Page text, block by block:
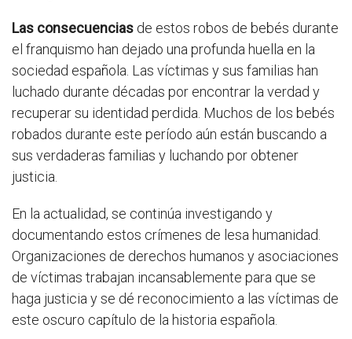
Las consecuencias de estos robos de bebés durante
el franquismo han dejado una profunda huella en la
sociedad española. Las víctimas y sus familias han
luchado durante décadas por encontrar la verdad y
recuperar su identidad perdida. Muchos de los bebés
robados durante este período aún están buscando a
sus verdaderas familias y luchando por obtener
justicia.
En la actualidad, se continúa investigando y
documentando estos crímenes de lesa humanidad.
Organizaciones de derechos humanos y asociaciones
de víctimas trabajan incansablemente para que se
haga justicia y se dé reconocimiento a las víctimas de
este oscuro capítulo de la historia española.